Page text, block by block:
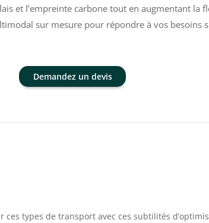
et l’empreinte carbone tout en augmentant la
sur mesure pour répondre à vos besoins
Demandez un devis
types de transport avec ces subtilités